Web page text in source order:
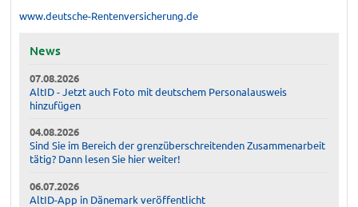
www.deutsche-Rentenversicherung.de
News
07.08.2026
AltID - Jetzt auch Foto mit deutschem Personalausweis
hinzufügen
04.08.2026
Sind Sie im Bereich der grenzüberschreitenden Zusammenarbeit
tätig? Dann lesen Sie hier weiter!
06.07.2026
AltID-App in Dänemark veröffentlicht